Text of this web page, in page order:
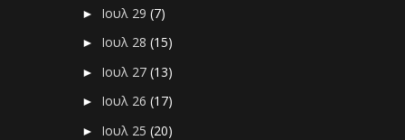
► Ιουλ 29(7)
► Ιουλ 28(15)
► Ιουλ 27(13)
► Ιουλ 26(17)
► Ιουλ 25(20)